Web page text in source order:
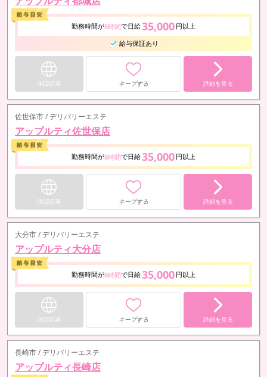
勤務時間が8時間で日給35,000 円以上
給与保証あり
WEB応募 キープする 詳細を見る
佐世保市 / デリバリーエステ
アップルティ佐世保店
勤務時間が8時間で日給35,000 円以上
WEB応募 キープする 詳細を見る
大分市 / デリバリーエステ
アップルティ大分店
勤務時間が8時間で日給35,000 円以上
WEB応募 キープする 詳細を見る
長崎市 / デリバリーエステ
アップルティ長崎店